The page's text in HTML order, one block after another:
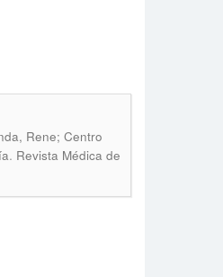
Rene; Centro
. Revista Médica de